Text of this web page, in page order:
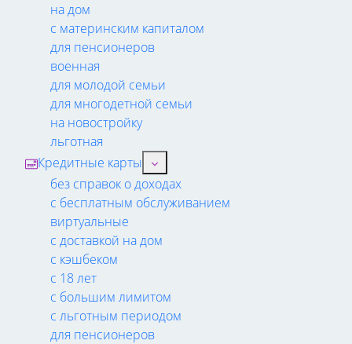
на дом
с материнским капиталом
для пенсионеров
военная
для молодой семьи
для многодетной семьи
на новостройку
льготная
Кредитные карты
без справок о доходах
с бесплатным обслуживанием
виртуальные
с доставкой на дом
с кэшбеком
с 18 лет
с большим лимитом
с льготным периодом
для пенсионеров